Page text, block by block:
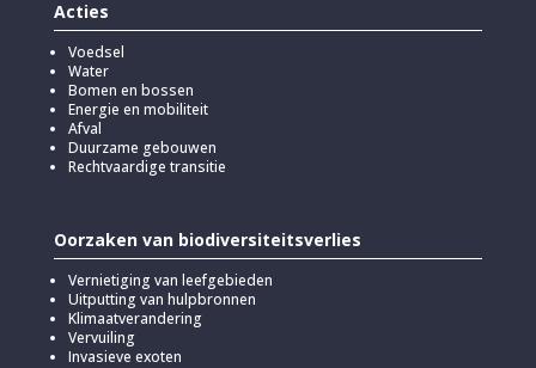
Acties
Voedsel
Water
Bomen en bossen
Energie en mobiliteit
Afval
Duurzame gebouwen
Rechtvaardige transitie
Oorzaken van biodiversiteitsverlies
Vernietiging van leefgebieden
Uitputting van hulpbronnen
Klimaatverandering
Vervuiling
Invasieve exoten